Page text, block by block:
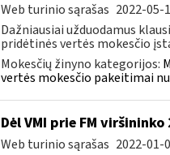
Web turinio sąrašas 2022-05-
Dažniausiai užduodamus
pridėtinės vertės mokesčio
Mokesčių žinyno kategorijos:
vertės mokesčio pakeitimai
Dėl VMI prie FM
Web turinio sąrašas 2022-01-